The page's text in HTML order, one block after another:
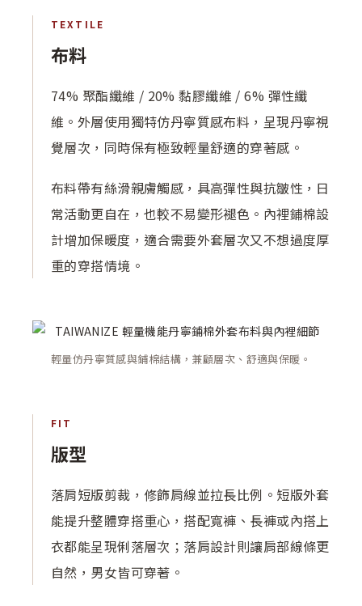
TEXTILE
布料
74% 聚酯纖維 / 20% 黏膠纖維 / 6% 彈性纖
維。外層使用獨特仿丹寧質感布料，呈現丹寧視
覺層次，同時保有極致輕量舒適的穿著感。
布料帶有絲滑親膚觸感，具高彈性與抗皺性，日
常活動更自在，也較不易變形褪色。內裡鋪棉設
計增加保暖度，適合需要外套層次又不想過度厚
重的穿搭情境。
輕量仿丹寧質感與鋪棉結構，兼顧層次、舒適與保暖。
FIT
版型
落肩短版剪裁，修飾肩線並拉長比例。短版外套
能提升整體穿搭重心，搭配寬褲、長褲或內搭上
衣都能呈現俐落層次；落肩設計則讓肩部線條更
自然，男女皆可穿著。